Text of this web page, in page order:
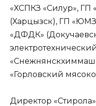
«ХСПКЗ «Силур», ГП
(Харцызск), ГП
«ДФДК»
«Горловский
Директор